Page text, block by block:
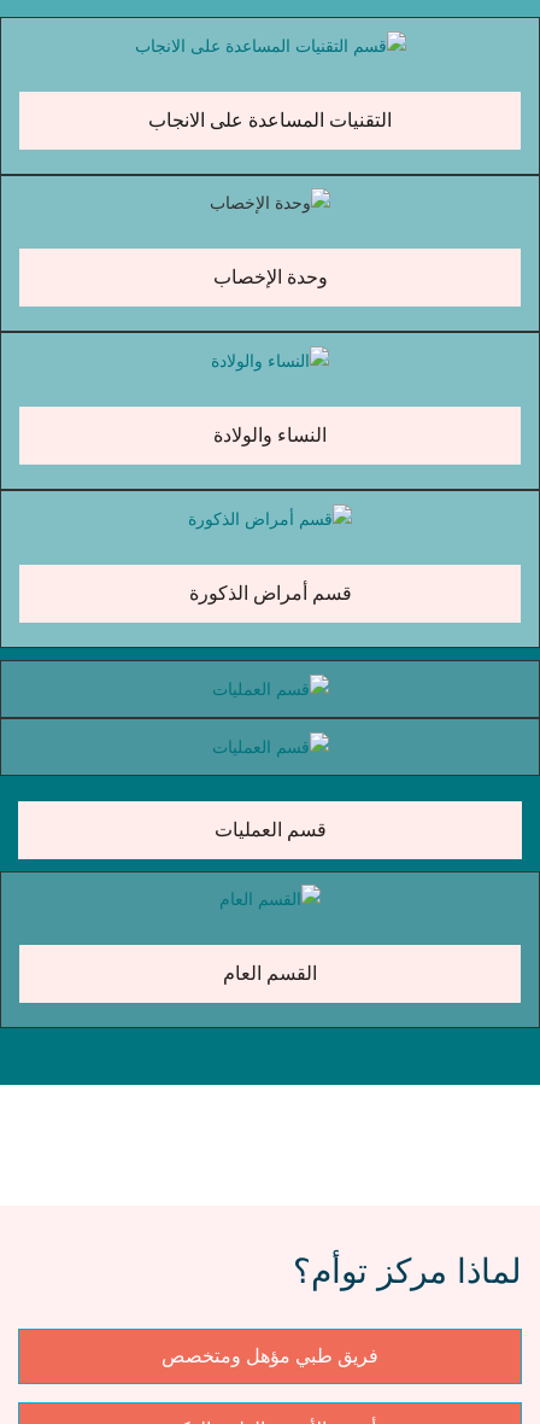
التقنيات المساعدة على الانجاب
وحدة الإخصاب
النساء والولادة
قسم أمراض الذكورة
قسم العمليات
القسم العام
لماذا مركز توأم؟
فريق طبي مؤهل ومتخصص